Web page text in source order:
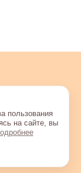
пользования
на сайте, вы